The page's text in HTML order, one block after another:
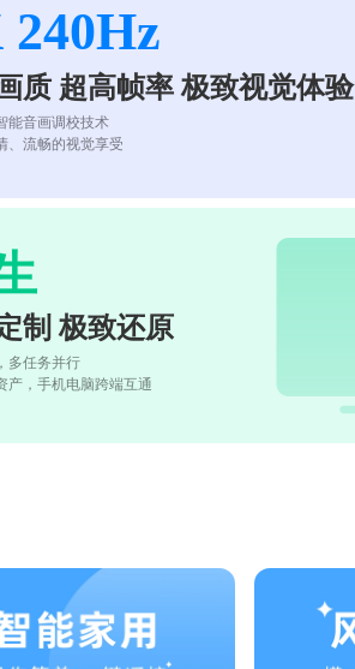
240Hz
质 超高帧率 极致视觉体验
能音画调校技术
、流畅的视觉享受
制 极致还原
多任务并行
产，手机电脑跨端互通